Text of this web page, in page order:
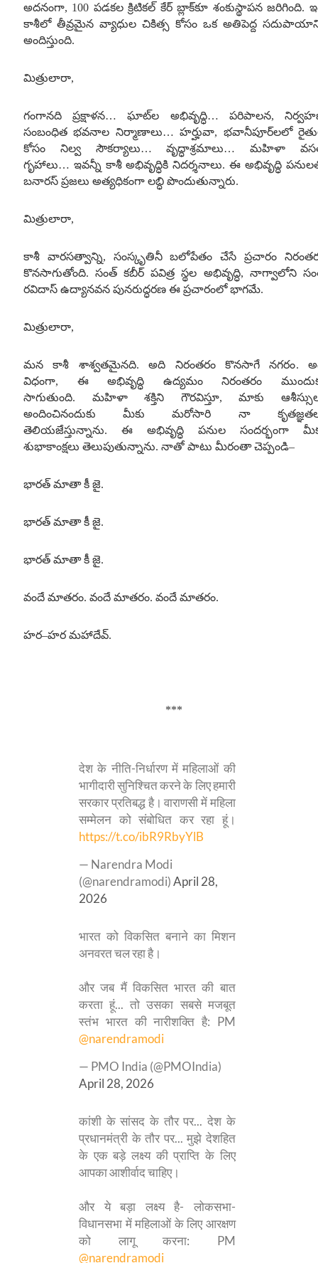
అదనంగా, 100 పడకల క్రిటికల్ కేర్ బ్లాక్‌కూ శంకుస్థాపన జరిగింది.
కాశీలో తీవ్రమైన వ్యాధుల చికిత్స కోసం ఒక అతిపెద్ద
అందిస్తుంది.
మిత్రులారా,
గంగానది ప్రక్షాళన…ఘాట్‌ల అభివృద్ధి… పరిపాలన,
సంబంధిత భవనాల నిర్మాణాలు…హర్హువా, భవానీపూర్‌లలో
కోసం నిల్వ సౌకర్యాలు…వృద్ధాశ్రమాలు…మహిళా
గృహాలు… ఇవన్నీ కాశీ అభివృద్ధికి నిదర్శనాలు.ఈ అభివృద్ధి
బనారస్ ప్రజలు అత్యధికంగా లబ్ధి పొందుతున్నారు.
మిత్రులారా,
కాశీ వారసత్వాన్ని, సంస్కృతినీ బలోపేతం చేసే ప్రచారం
కొనసాగుతోంది.సంత్ కబీర్ పవిత్ర స్థల అభివృద్ధి, నాగ్వాలోని
రవిదాస్ ఉద్యానవన పునరుద్ధరణ ఈ ప్రచారంలో భాగమే.
మిత్రులారా,
మన కాశీ శాశ్వతమైనది.అది నిరంతరం కొనసాగే నగరం.
విధంగా, ఈ అభివృద్ధి ఉద్యమం నిరంతరం
సాగుతుంది. మహిళా శక్తిని గౌరవిస్తూ,మాకు
అందించినందుకు మీకు మరోసారి నా
తెలియజేస్తున్నాను. ఈ అభివృద్ధి పనుల సందర్భంగా
శుభాకాంక్షలు తెలుపుతున్నాను. నాతో పాటు మీరంతా చెప్పండి–
భారత్ మాతా కీ జై.
భారత్ మాతా కీ జై.
భారత్ మాతా కీ జై.
వందే మాతరం. వందే మాతరం. వందే మాతరం.
హర–హర మహాదేవ్.
***
देश के नीति-निर्धारण में महिलाओं की
भागीदारी सुनिश्चित करने के लिए हमारी
सरकार प्रतिबद्ध है। वाराणसी में महिला
सम्मेलन को संबोधित कर रहा हूं।
https://t.co/ibR9RbyYlB
— Narendra Modi
(@narendramodi)April 28,
2026
भारत को विकसित बनाने का मिशन
अनवरत चल रहा है।
और जब मैं विकसित भारत की बात
करता हूं... तो उसका सबसे मजबूत
स्तंभ भारत की नारीशक्ति है: PM
@narendramodi
— PMO India (@PMOIndia)
April 28, 2026
कांशी के सांसद के तौर पर... देश के
प्रधानमंत्री के तौर पर... मुझे देशहित
के एक बड़े लक्ष्य की प्राप्ति के लिए
आपका आशीर्वाद चाहिए।
और ये बड़ा लक्ष्य है- लोकसभा-
विधानसभा में महिलाओं के लिए आरक्षण
को लागू करना: PM
@narendramodi